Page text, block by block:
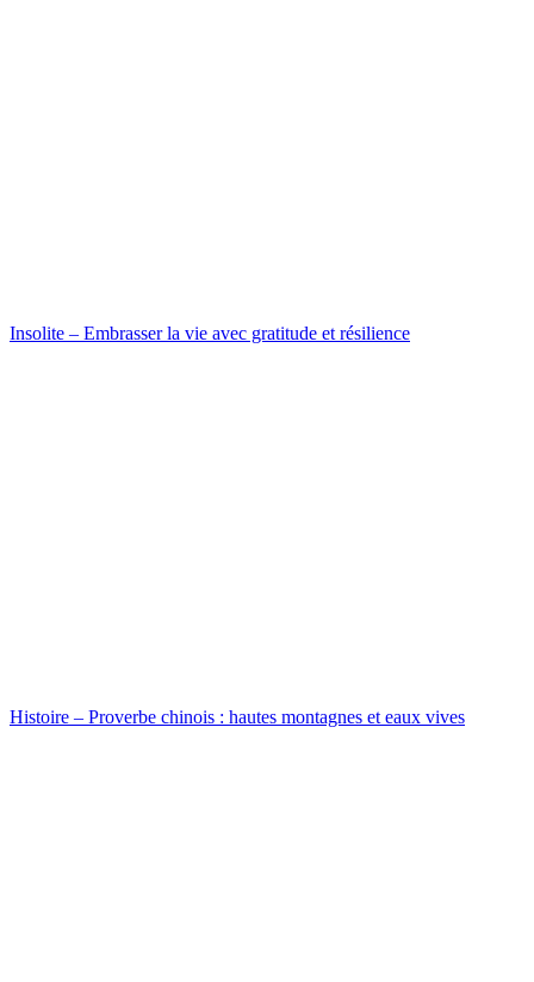
Insolite – Embrasser la vie avec gratitude et résilience
Histoire – Proverbe chinois : hautes montagnes et eaux vives